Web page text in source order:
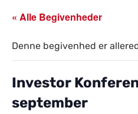
« Alle Begivenheder
Denne begivenhed er
Investor
september